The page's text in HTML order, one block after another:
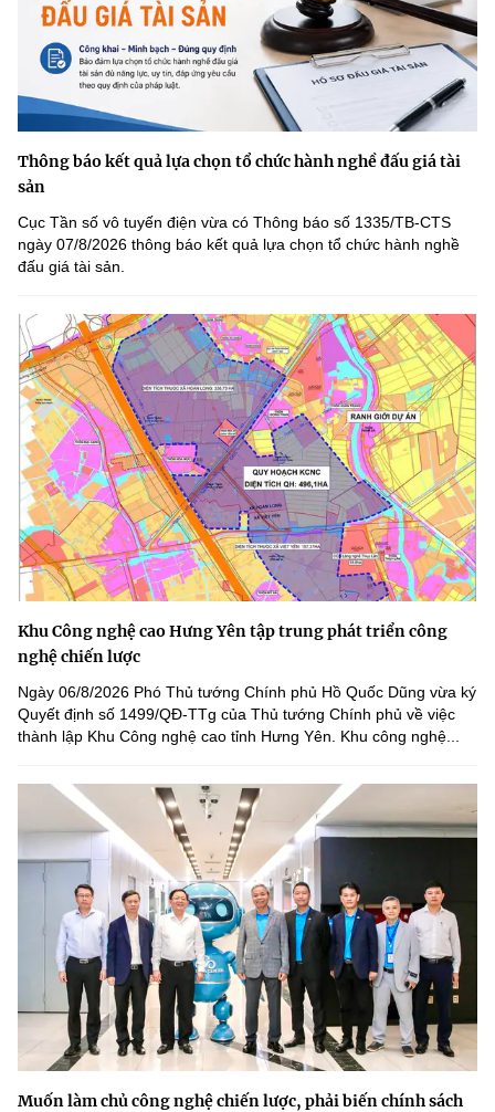
Thông báo kết quả lựa chọn tổ chức hành nghề đấu giá tài
sản
Cục Tần số vô tuyến điện vừa có Thông báo số 1335/TB-CTS
ngày 07/8/2026 thông báo kết quả lựa chọn tổ chức hành nghề
đấu giá tài sản.
Khu Công nghệ cao Hưng Yên tập trung phát triển công
nghệ chiến lược
Ngày 06/8/2026 Phó Thủ tướng Chính phủ Hồ Quốc Dũng vừa ký
Quyết định số 1499/QĐ-TTg của Thủ tướng Chính phủ về việc
thành lập Khu Công nghệ cao tỉnh Hưng Yên. Khu công nghệ...
Muốn làm chủ công nghệ chiến lược, phải biến chính sách